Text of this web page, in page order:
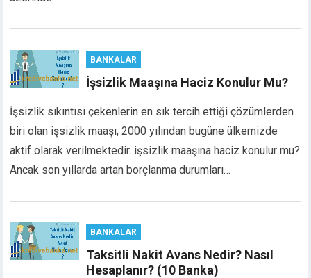
panel
panel
panel
panel
panel
panel
panel
panel
Panel
BANKALAR
İşsizlik Maaşına Haciz Konulur Mu?
İşsizlik sıkıntısı çekenlerin en sık tercih ettiği çözümlerden
biri olan işsizlik maaşı, 2000 yılından bugüne ülkemizde
aktif olarak verilmektedir. işsizlik maaşına haciz konulur mu?
Ancak son yıllarda artan borçlanma durumları…
BANKALAR
Taksitli Nakit Avans Nedir? Nasıl
Hesaplanır? (10 Banka)